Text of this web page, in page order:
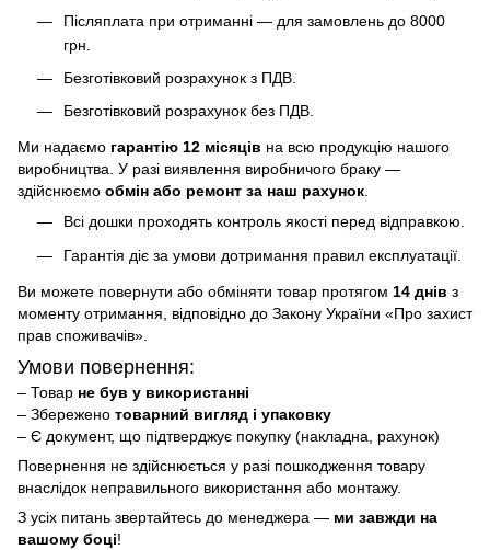
Післяплата при отриманні — для замовлень до 8000
грн.
Безготівковий розрахунок з ПДВ.
Безготівковий розрахунок без ПДВ.
Ми надаємо гарантію 12 місяців на всю продукцію нашого
виробництва. У разі виявлення виробничого браку —
здійснюємо обмін або ремонт за наш рахунок.
Всі дошки проходять контроль якості перед відправкою.
Гарантія діє за умови дотримання правил експлуатації.
Ви можете повернути або обміняти товар протягом 14 днів з
моменту отримання, відповідно до Закону України «Про захист
прав споживачів».
Умови повернення:
– Товар не був у використанні
– Збережено товарний вигляд і упаковку
– Є документ, що підтверджує покупку (накладна, рахунок)
Повернення не здійснюється у разі пошкодження товару
внаслідок неправильного використання або монтажу.
З усіх питань звертайтесь до менеджера — ми завжди на
вашому боці!